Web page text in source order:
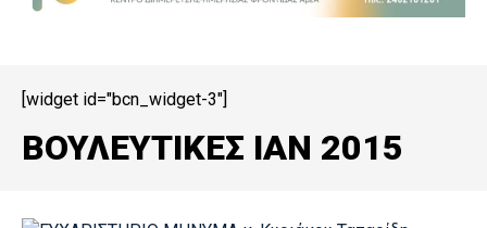
[widget id="bcn_widget-3"]
ΒΟΥΛΕΥΤΙΚΕΣ ΙΑΝ 2015